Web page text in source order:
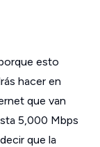
esto
hacer en
que van
5,000 Mbps
que la